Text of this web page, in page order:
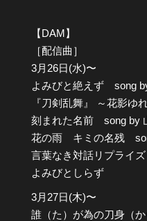
【DAM】
［配信曲］
3月26日(水)〜
よみびと絶えず song
『刀剣乱舞』 ～花影ゆ
刻まれた名前 song by
花の雨 キミの名残
言葉なき対話リプライ
よみびとしらず
3月27日(木)〜
誰（た）が為の刀身（